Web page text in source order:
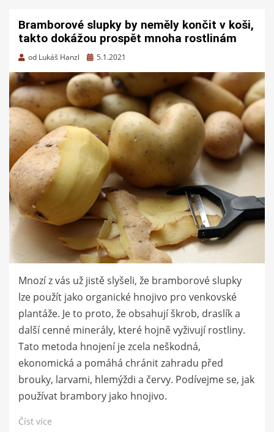
Bramborové slupky by neměly končit v koši,
takto dokážou prospět mnoha rostlinám
od Lukáš Hanzl
Zveřejněno
5.1.2021
Mnozí z vás už jistě slyšeli, že bramborové slupky
lze použít jako organické hnojivo pro venkovské
plantáže. Je to proto, že obsahují škrob, draslík a
další cenné minerály, které hojně vyživují rostliny.
Tato metoda hnojení je zcela neškodná,
ekonomická a pomáhá chránit zahradu před
brouky, larvami, hlemýždi a červy. Podívejme se, jak
používat brambory jako hnojivo.
Číst více